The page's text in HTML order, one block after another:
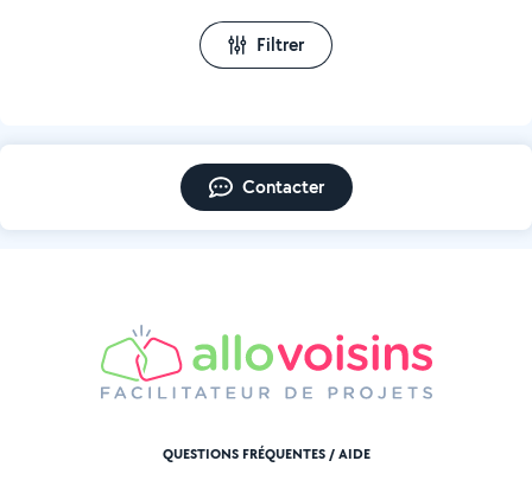
Filtrer
Contacter
QUESTIONS FRÉQUENTES / AIDE